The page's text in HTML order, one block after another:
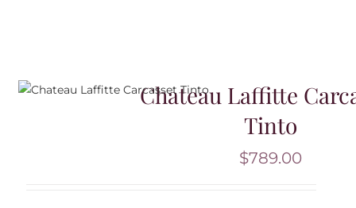
Chateau Laffitte
Tinto
$789.00